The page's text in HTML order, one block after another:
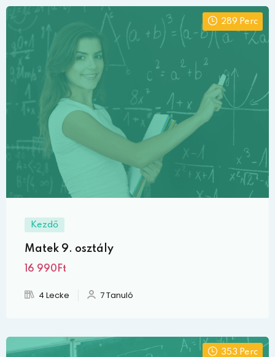
289 Perc
Kezdő
Matek 9. osztály
16 990Ft
4 Lecke 7 Tanuló
353 Perc